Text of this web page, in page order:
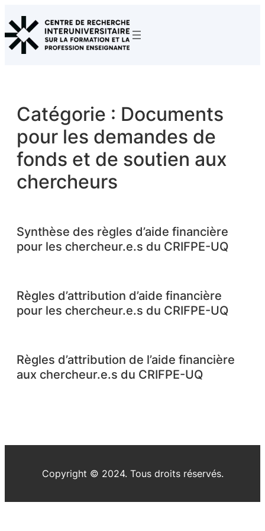
au
contenu
Catégorie : Documents
pour les demandes de
fonds et de soutien aux
chercheurs
Synthèse des règles d’aide financière
pour les chercheur.e.s du CRIFPE-UQ
Règles d’attribution d’aide financière
pour les chercheur.e.s du CRIFPE-UQ
Règles d’attribution de l’aide financière
aux chercheur.e.s du CRIFPE-UQ
Copyright © 2024. Tous droits réservés.